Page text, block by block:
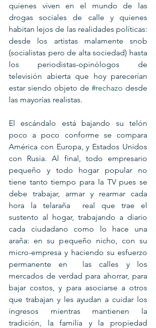
quienes viven en el mundo de las
drogas sociales de calle y quienes
habitan lejos de las realidades políticas:
desde los artistas malamente snob
(socialistas pero de alta sociedad) hasta
los periodistas-opinólogos de
televisión abierta que hoy parecerían
estar siendo objeto de #rechazo desde
las mayorías realistas.
El escándalo está bajando su telón
poco a poco conforme se compara
América con Europa, y Estados Unidos
con Rusia. Al final, todo empresario
pequeño y todo hogar popular no
tiene tanto tiempo para la TV pues se
debe trabajar, armar y rearmar cada
hora la telaraña  real que trae el
sustento al hogar, trabajando a diario
cada ciudadano como lo hace una
araña: en su pequeño nicho, con su
micro-empresa y haciendo su esfuerzo
permanente en  las calles y los
mercados de verdad para ahorrar, para
bajar costos, y para asociarse a otros
que trabajan y les ayudan a cuidar los
ingresos mientras mantienen la
tradición, la familia y la propiedad